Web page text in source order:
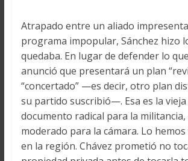
Atrapado entre un aliado
programa impopular, Sánchez hizo
quedaba. En lugar de defender lo
anunció que presentará un plan
“concertado” —es decir, otro plan
su partido suscribió—. Esa es la
documento radical para la militancia,
moderado para la cámara. Lo
en la región. Chávez prometió no